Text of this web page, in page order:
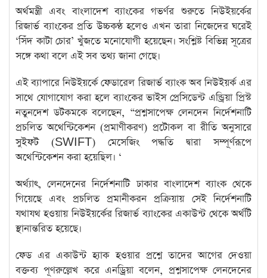
অর্থমন্ত্রী এবং বাংলাদেশ ব্যাংকের গভর্ণর শুরুতে নিউইয়র্কের
রিজার্ভ ব্যাংকের প্রতি উচ্চকণ্ঠ হলেও এখন তারা নিজেদের ঘরেই
‘সিঁদ কাটা চোর’ খুঁজতে মনোযোগী হয়েছেন। সংশ্লিষ্ট বিভিন্ন সূত্রের
সঙ্গে কথা বলে এই সব তথ্য জানা গেছে।
এই ব্যাপারে নিউইয়র্কে ফেডারেল রিজার্ভ ব্যাংক অব নিউইয়র্ক এর
সাথে যোগাযোগ করা হলে ব্যাংকের ভাইস প্রেসিডেন্ট এন্ড্রিয়া প্রিস্ট
নতুনদেশ ডটকমকে বলেছেন, “প্রশ্নসাপেক্ষ লেনদেন নির্দেশনাটি
প্রচলিত অথেন্টিকেশন (প্রমাণীকরণ) প্রটোকল বা রীতি অনুসারে
সুইফট (SWIFT) মেসেজিং পদ্ধতি দ্বারা সম্পূর্ণরূপে
অথেন্টিকেশন করা হয়েছিল। ‘
অর্থ্যাৎ, লেনদেনের নির্দেশনাটি ঢাকার বাংলাদেশ ব্যাংক থেকে
গিয়েছে এবং প্রচলিত প্রমানীকরন প্রক্রিয়ায় সেই নির্দেশনাটি
যথাযথ হওয়ায় নিউইয়র্কের রিজার্ভ ব্যাংকের একাউন্ট থেকে অর্থটি
স্থানান্তরিত হয়েছে।
ফেড এর একাউন্ট হ্যাক হওয়ার প্রশ্নে তাদের আগের দেওয়া
বক্তব্য পূণরুল্লেখ করে এনড্রিয়া বলেন, প্রশ্নসাপেক্ষ লেনদেনের